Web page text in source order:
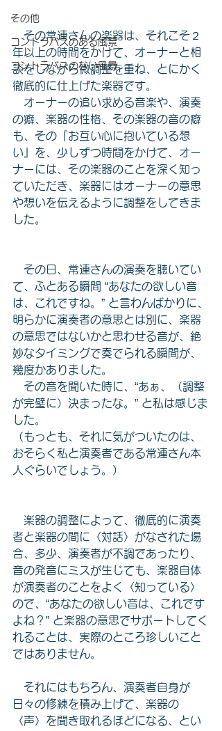
その他
コントラバスのある風景
コントラバスのない風景
その常連さんの楽器は、それこそ２
年以上の時間をかけて、オーナーと相
談をしながら微調整を重ね、とにかく
徹底的に仕上げた楽器です。
オーナーの追い求める音楽や、演奏
の癖、楽器の性格、その楽器の音の癖
も、その『お互い心に抱いている想
い』を、少しずつ時間をかけて、オー
ナーには、その楽器のことを深く知っ
ていただき、楽器にはオーナーの意思
や想いを伝えるように調整をしてきま
した。
その日、常連さんの演奏を聴いてい
て、ふとある瞬間 “あなたの欲しい音
は、これですね。” と言わんばかりに、
明らかに演奏者の意思とは別に、楽器
の意思ではないかと思わせる音が、絶
妙なタイミングで奏でられる瞬間が、
幾度かありました。
その音を聞いた時に、“あぁ、（調整
が完璧に）決まったな。” と私は感じま
した。
（もっとも、それに気がついたのは、
おそらく私と演奏者である常連さん本
人ぐらいでしょう。）
楽器の調整によって、徹底的に演奏
者と楽器の間に〈対話〉がなされた場
合、多少、演奏者が不調であったり、
音の発音にミスが生じても、楽器自体
が演奏者のことをよく〈知っている〉
ので、“あなたの欲しい音は、これです
よね？” と楽器の意思でサポートしてく
れることは、実際のところ珍しいこと
ではありません。
それにはもちろん、演奏者自身が
日々の修練を積み上げて、楽器の
〈声〉を聞き取れるほどになる、とい